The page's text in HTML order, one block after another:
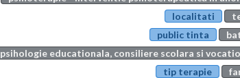
localitati
public tinta
psihologie educationala, consiliere scolara si
tip terapie